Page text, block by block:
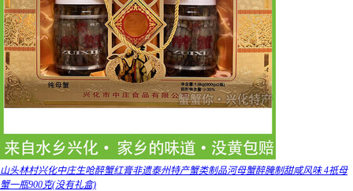
山头林村兴化中庄生呛醉蟹红膏非遗泰州特产蟹类制品河母蟹醉腌制甜咸风味 4祇母
蟹一瓶900克(没有礼盒)